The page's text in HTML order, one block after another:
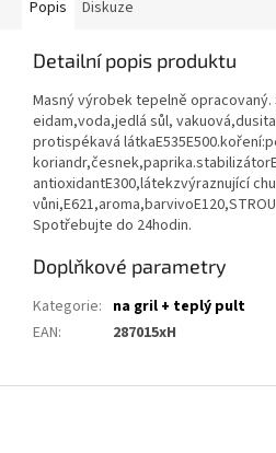
Popis Diskuze
Detailní popis produktu
Masný výrobek tepelně
eidam,voda,jedlá sůl,
protispékavá
antioxidantE300,látekzvýraznující
Spotřebujte do 24hodin.
Doplňkové parametry
Kategorie: na gril + teplý pult
EAN: 287015xH